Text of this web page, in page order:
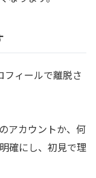
ィールで離脱さ
アカウントか、何
確にし、初見で理